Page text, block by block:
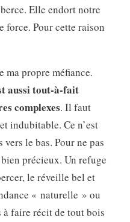
Elle endort notre
force. Pour cette raison
ma propre méfiance.
aussi tout-à-fait
complexes. Il faut
indubitable. Ce n’est
le bas. Pour ne pas
précieux. Un refuge
le réveille bel et
« naturelle » ou
à faire récit de tout bois